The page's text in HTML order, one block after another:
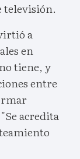
televisión.
a
en
tiene, y
entre
acredita